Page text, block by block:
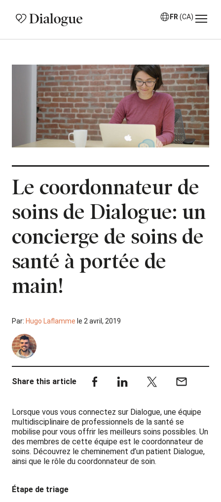
FR (CA)
Le coordonnateur de
soins de Dialogue: un
concierge de soins de
santé à portée de
main!
Par: Hugo Laflamme le 2 avril, 2019
Share this article
Lorsque vous vous connectez sur Dialogue, une équipe
multidisciplinaire de professionnels de la santé se
mobilise pour vous offrir les meilleurs soins possibles. Un
des membres de cette équipe est le coordonnateur de
soins. Découvrez le cheminement d’un patient Dialogue,
ainsi que le rôle du coordonnateur de soin.
Étape de triage